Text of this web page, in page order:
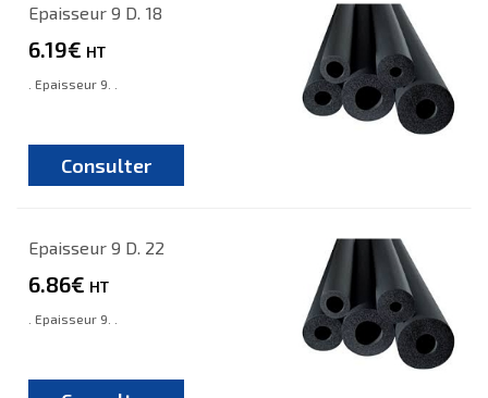
Epaisseur 9 D. 18
6.19€ HT
. Epaisseur 9. .
Consulter
Epaisseur 9 D. 22
6.86€ HT
. Epaisseur 9. .